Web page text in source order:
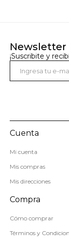
Newsletter
¡Suscribite y
Cuenta
Mi cuenta
Mis compras
Mis direcciones
Compra
Cómo comprar
Términos y